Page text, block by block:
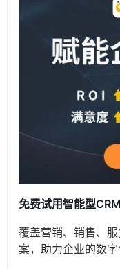
免费试用智能型CRM
覆盖营销、销售、
案，助力企业的数字